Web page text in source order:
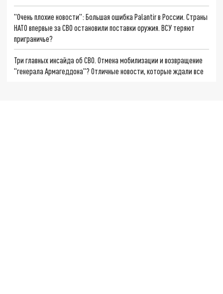
"Очень плохие новости": Большая ошибка Palantir в России. Страны
НАТО впервые за СВО остановили поставки оружия. ВСУ теряют
приграничье?
Три главных инсайда об СВО. Отмена мобилизации и возвращение
"генерала Армагеддона"? Отличные новости, которые ждали все